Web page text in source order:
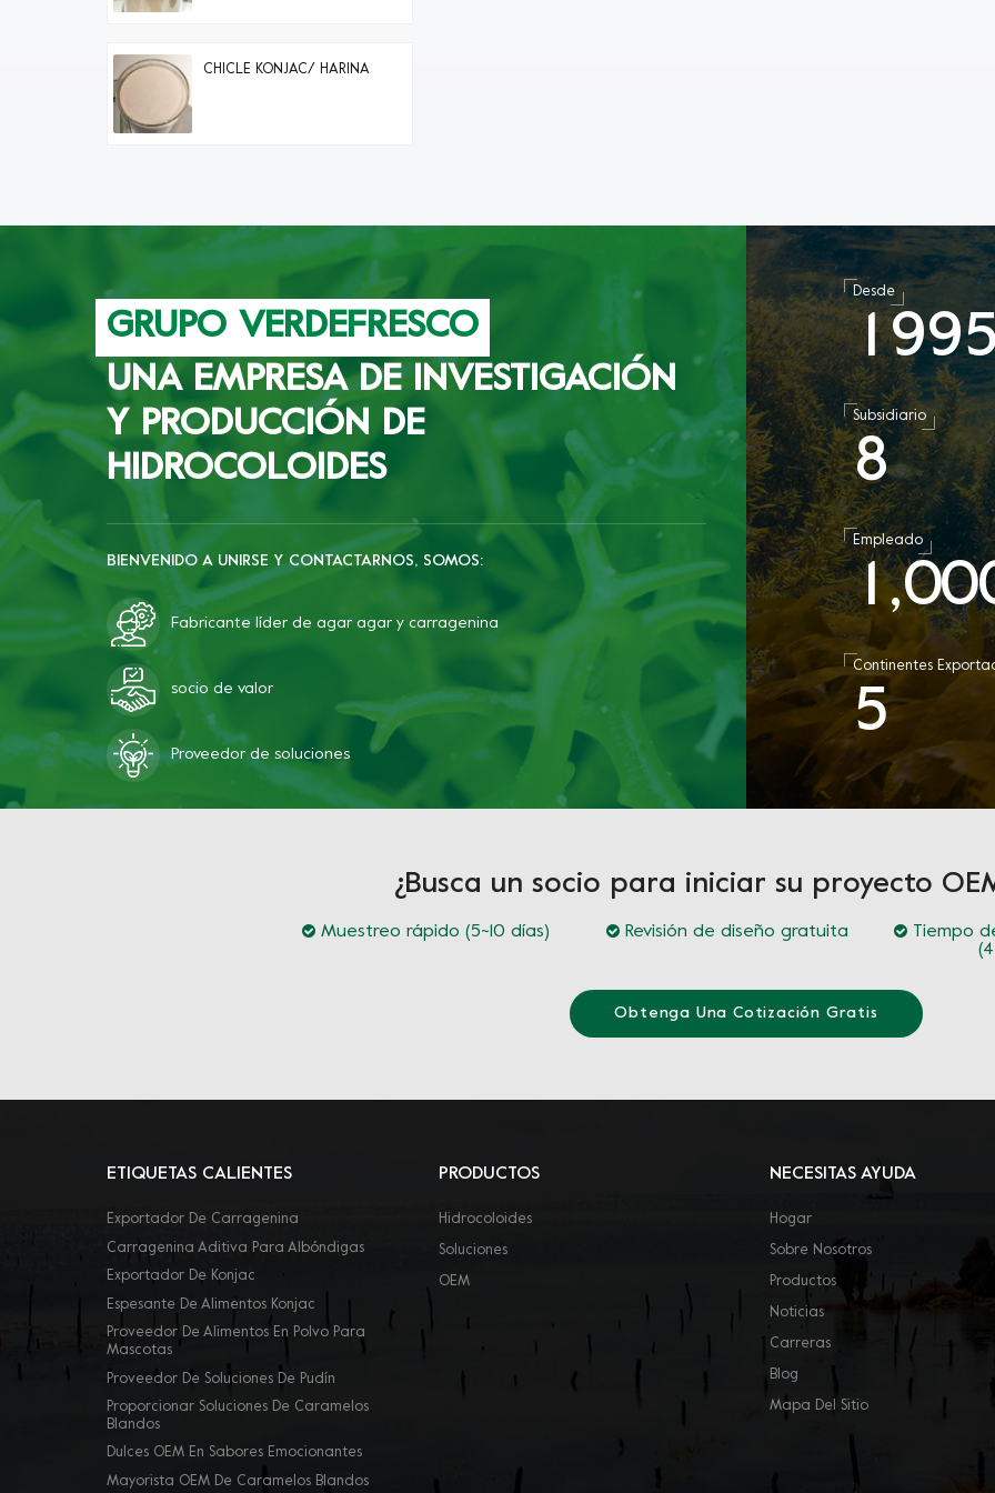
CHICLE KONJAC/ HARINA
GRUPO VERDEFRESCO
UNA EMPRESA DE INVESTIGACIÓN
Y PRODUCCIÓN DE
HIDROCOLOIDES
BIENVENIDO A UNIRSE Y CONTACTARNOS, SOMOS:
Fabricante líder de agar agar y carragenina
socio de valor
Proveedor de soluciones
Desde
1 99
Subsidiario
8
Empleado
1,00
Continentes
5
¿Busca un socio para iniciar su proyecto
Muestreo rápido (5~10 días) Revisión de diseño gratuita
Tiempo
Obtenga Una Cotización Gratis
ETIQUETAS CALIENTES
Exportador De Carragenina
Carragenina Aditiva Para Albóndigas
Exportador De Konjac
Espesante De Alimentos Konjac
Proveedor De Alimentos En Polvo Para
Mascotas
Proveedor De Soluciones De Pudín
Proporcionar Soluciones De Caramelos
Blandos
Dulces OEM En Sabores Emocionantes
Mayorista OEM De Caramelos Blandos
PRODUCTOS
Hidrocoloides
Soluciones
OEM
NECESITAS AYUDA
Hogar
Sobre Nosotros
Productos
Noticias
Carreras
Blog
Mapa Del Sitio